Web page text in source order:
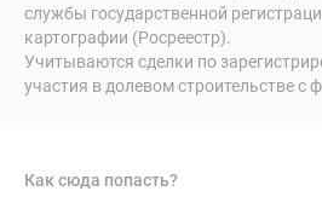
службы государственной
картографии (Росреестр).
Учитываются сделки по
участия в долевом строительстве с
Как сюда попасть?